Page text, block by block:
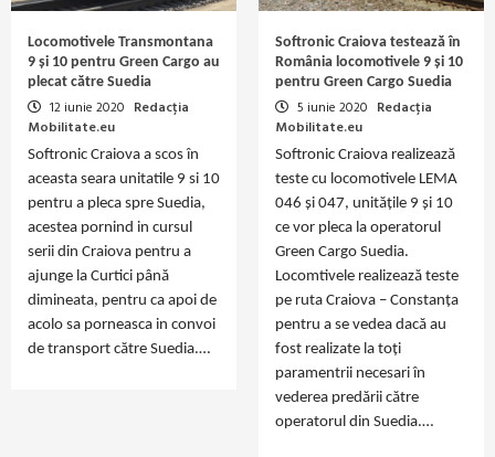
Locomotivele Transmontana
9 și 10 pentru Green Cargo au
plecat către Suedia
12 iunie 2020 Redacția
Mobilitate.eu
Softronic Craiova a scos în
aceasta seara unitatile 9 si 10
pentru a pleca spre Suedia,
acestea pornind in cursul
serii din Craiova pentru a
ajunge la Curtici până
dimineata, pentru ca apoi de
acolo sa porneasca in convoi
de transport către Suedia.…
Softronic Craiova testează în
România locomotivele 9 și 10
pentru Green Cargo Suedia
5 iunie 2020 Redacția
Mobilitate.eu
Softronic Craiova realizează
teste cu locomotivele LEMA
046 și 047, unitățile 9 și 10
ce vor pleca la operatorul
Green Cargo Suedia.
Locomtivele realizează teste
pe ruta Craiova – Constanța
pentru a se vedea dacă au
fost realizate la toți
paramentrii necesari în
vederea predării către
operatorul din Suedia.…